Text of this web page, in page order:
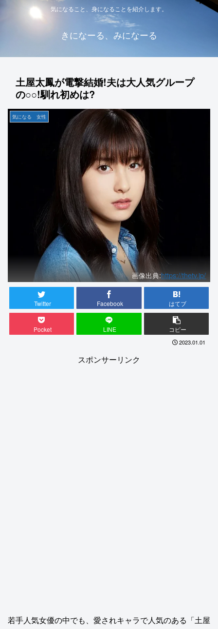
気になること、身になることを紹介します。
きになーる、みになーる
土屋太鳳が電撃結婚!夫は大人気グループ
の○○!馴れ初めは?
気になる 女性
画像出典:https://thetv.jp/
Twitter Facebook はてブ
Pocket LINE コピー
2023.01.01
スポンサーリンク
若手人気女優の中でも、愛されキャラで人気のある「土屋